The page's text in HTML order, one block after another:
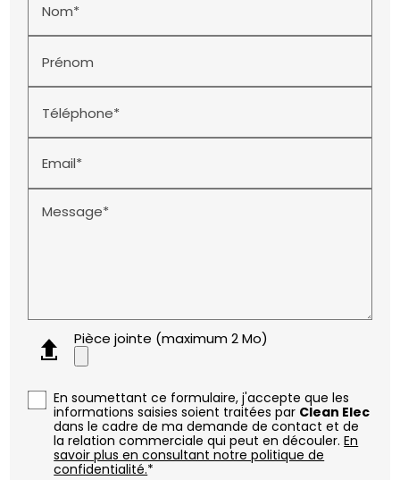
Nom*
Prénom
Téléphone*
Email*
Message*
Pièce jointe (maximum 2 Mo)
En soumettant ce formulaire, j'accepte que les
informations saisies soient traitées par Clean Elec
dans le cadre de ma demande de contact et de
la relation commerciale qui peut en découler.En
savoir plus en consultant notre politique de
confidentialité.*